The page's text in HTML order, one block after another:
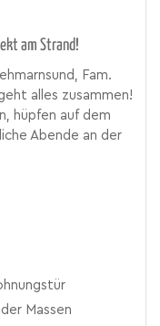
am Strand!
Fam.
alles zusammen!
hüpfen auf dem
Abende an der
Massen